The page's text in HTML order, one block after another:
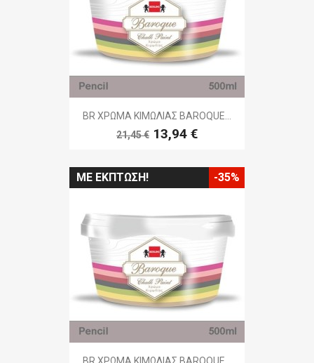
BR ΧΡΩΜΑ ΚΙΜΩΛΙΑΣ BAROQUE...
21,45 € 13,94 €
ΜΕ ΈΚΠΤΩΣΗ! -35%